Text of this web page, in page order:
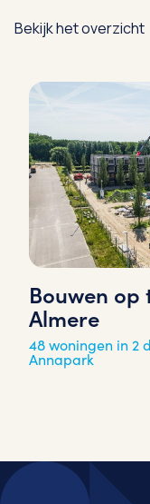
Bekijk het overzicht
Bouwen op
Almere
48 woningen in 2
Annapark